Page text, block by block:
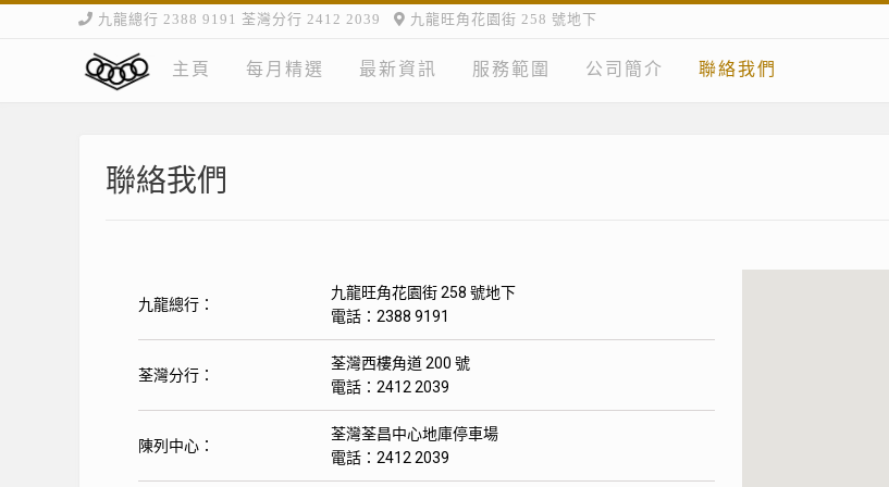
九龍總行 2388 9191 荃灣分行 2412 2039 九龍旺角花園街 258 號地下
主頁 每月精選 最新資訊 服務範圍 公司簡介 聯絡我們
聯絡我們
九龍總行：
九龍旺角花園街 258 號地下
電話：2388 9191
荃灣分行：
荃灣西樓角道 200 號
電話：2412 2039
陳列中心：
荃灣荃昌中心地庫停車場
電話：2412 2039